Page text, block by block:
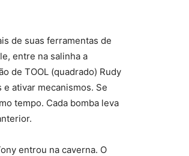
de suas ferramentas de
entre na salinha a
de TOOL (quadrado) Rudy
ativar mecanismos. Se
tempo. Cada bomba leva
entrou na caverna. O